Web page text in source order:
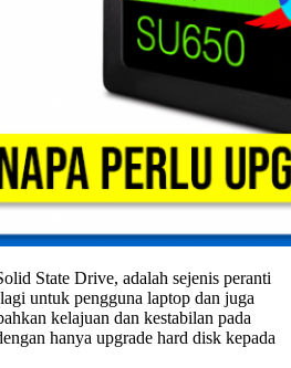
State Drive, adalah sejenis peranti
untuk pengguna laptop dan juga
kelajuan dan kestabilan pada
hanya upgrade hard disk kepada